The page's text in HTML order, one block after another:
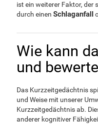
ist ein weiterer Faktor, der
durch einen Schlaganfall
Wie kann
und
Das Kurzzeitgedächtnis
und Weise mit unserer
Kurzzeitgedächtnis ab.
anderer kognitiver